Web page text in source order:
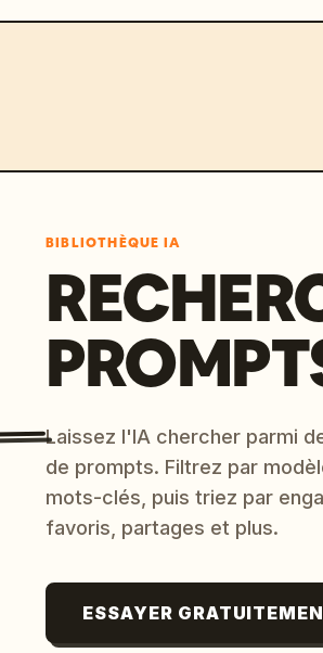
BIBLIOTHÈQUE IA
Laissez l'IA chercher parmi
de prompts. Filtrez par
mots-clés, puis triez par
favoris, partages et plus.
ESSAYER